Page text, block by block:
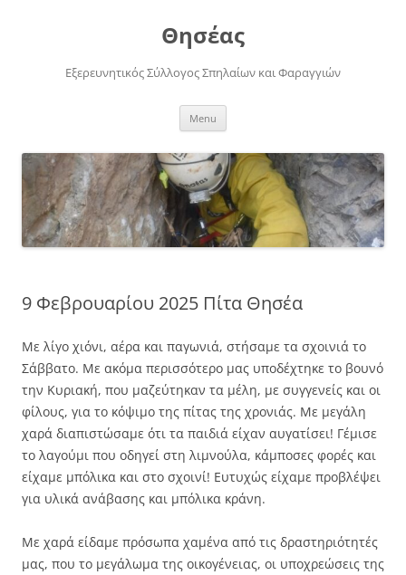
Θησέας
Εξερευνητικός Σύλλογος Σπηλαίων και Φαραγγιών
Menu
9 Φεβρουαρίου 2025 Πίτα Θησέα
Με λίγο χιόνι, αέρα και παγωνιά, στήσαμε τα σχοινιά το
Σάββατο. Με ακόμα περισσότερο μας υποδέχτηκε το βουνό
την Κυριακή, που μαζεύτηκαν τα μέλη, με συγγενείς και οι
φίλους, για το κόψιμο της πίτας της χρονιάς. Με μεγάλη
χαρά διαπιστώσαμε ότι τα παιδιά είχαν αυγατίσει! Γέμισε
το λαγούμι που οδηγεί στη λιμνούλα, κάμποσες φορές και
είχαμε μπόλικα και στο σχοινί! Ευτυχώς είχαμε προβλέψει
για υλικά ανάβασης και μπόλικα κράνη.
Με χαρά είδαμε πρόσωπα χαμένα από τις δραστηριότητές
μας, που το μεγάλωμα της οικογένειας, οι υποχρεώσεις της